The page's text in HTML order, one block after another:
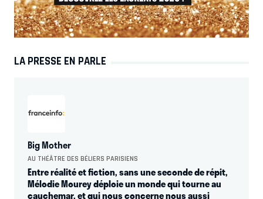
LA PRESSE EN PARLE
Big Mother
AU THÉÂTRE DES BÉLIERS PARISIENS
Entre réalité et fiction, sans une seconde de répit,
Mélodie Mourey déploie un monde qui tourne au
cauchemar, et qui nous concerne nous aussi